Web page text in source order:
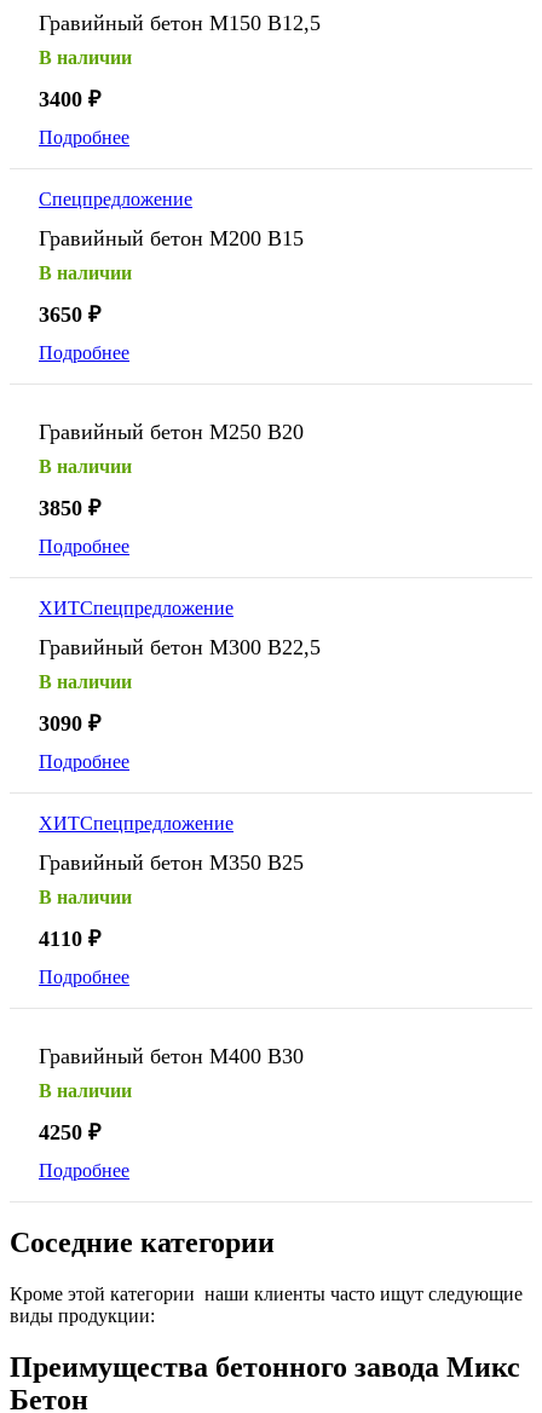
Гравийный бетон М150 В12,5
В наличии
3400 ₽
Подробнее
Спецпредложение
Гравийный бетон М200 В15
В наличии
3650 ₽
Подробнее
Гравийный бетон М250 В20
В наличии
3850 ₽
Подробнее
ХИТСпецпредложение
Гравийный бетон М300 В22,5
В наличии
3090 ₽
Подробнее
ХИТСпецпредложение
Гравийный бетон М350 В25
В наличии
4110 ₽
Подробнее
Гравийный бетон М400 В30
В наличии
4250 ₽
Подробнее
Соседние категории
Кроме этой категории наши клиенты часто ищут следующие
виды продукции:
Преимущества бетонного завода Микс
Бетон